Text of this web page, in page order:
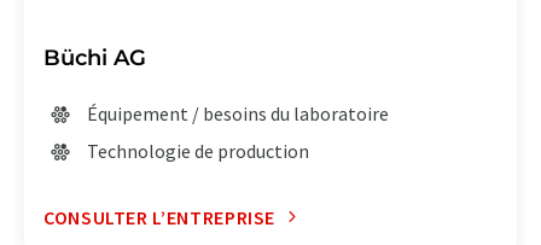
Büchi AG
Équipement / besoins du laboratoire
Technologie de production
CONSULTER L’ENTREPRISE